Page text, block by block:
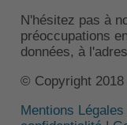
N'hésitez pas à
préoccupations
données, à
© Copyright
Mentions Légales